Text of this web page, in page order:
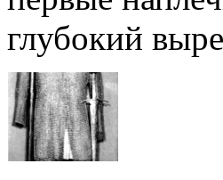
глубокий